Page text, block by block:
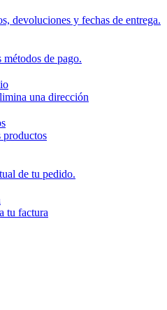
devoluciones y fechas de entrega.
de pago.
una dirección
productos
de tu pedido.
tu factura